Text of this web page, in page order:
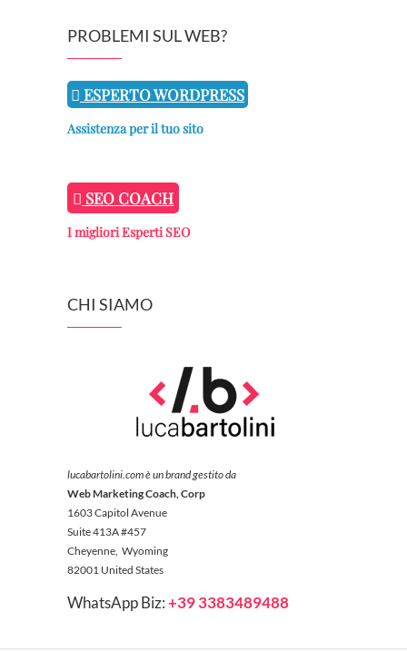
PROBLEMI SUL WEB?
ESPERTO WORDPRESS
Assistenza per il tuo sito
SEO COACH
I migliori Esperti SEO
CHI SIAMO
lucabartolini.com è un brand gestito da
Web Marketing Coach, Corp
1603 Capitol Avenue
Suite 413A #457
Cheyenne, Wyoming
82001 United States
WhatsApp Biz:+39 3383489488